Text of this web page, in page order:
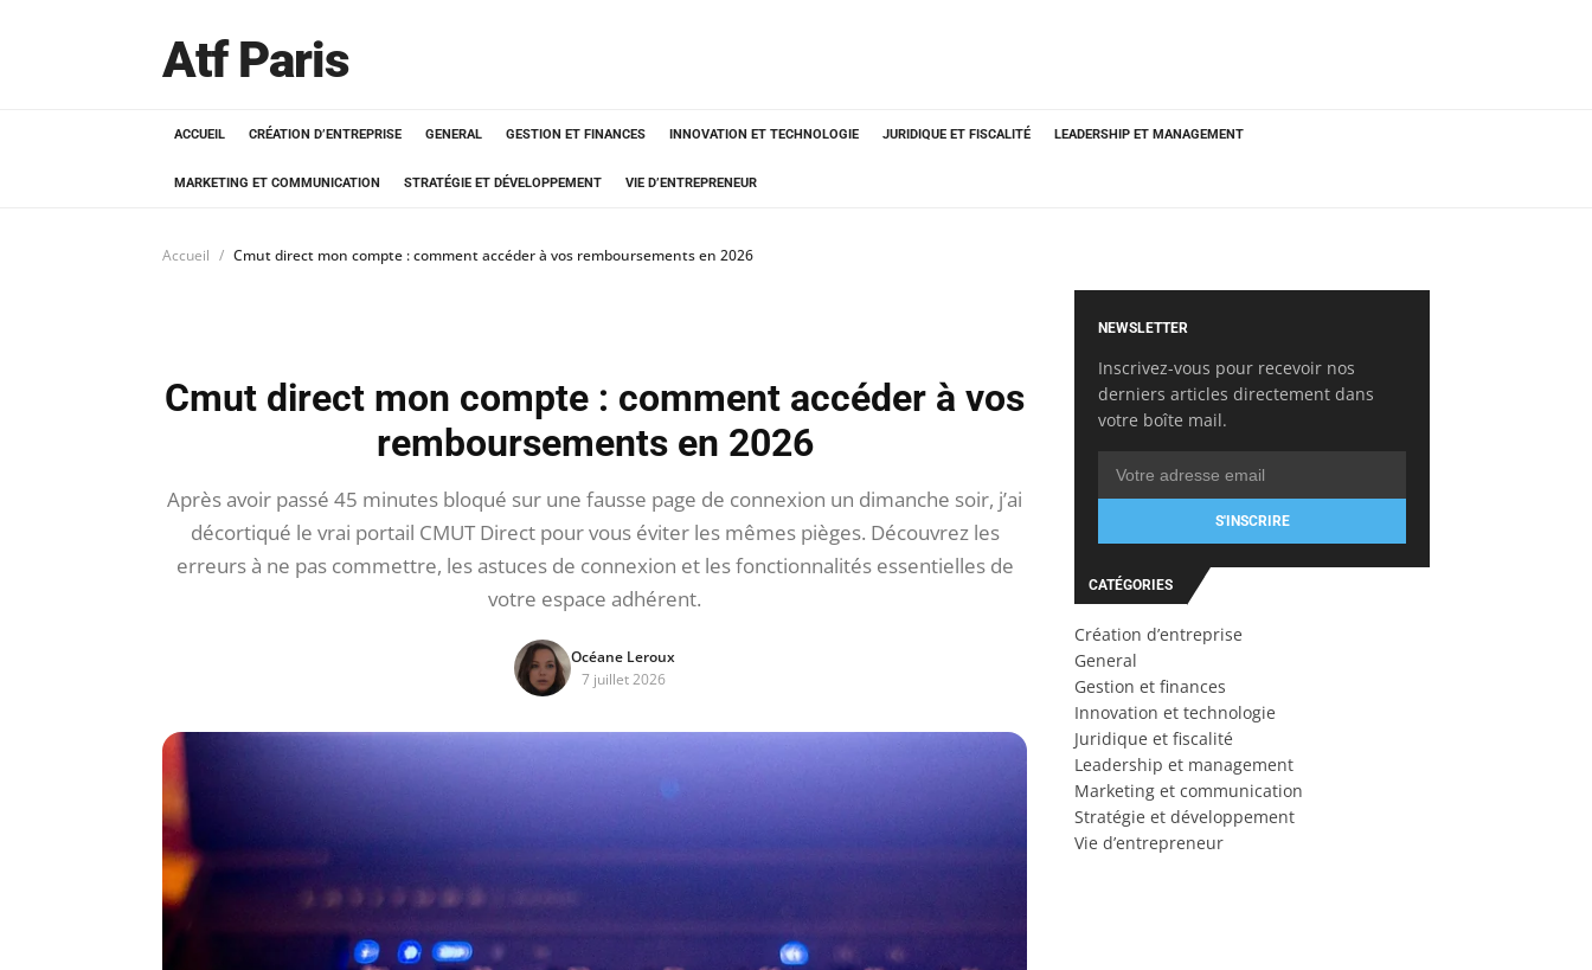
Atf Paris
ACCUEIL CRÉATION D’ENTREPRISE GENERAL GESTION ET FINANCES INNOVATION ET TECHNOLOGIE JURIDIQUE ET FISCALITÉ LEADERSHIP ET MANAGEMENT
MARKETING ET COMMUNICATION STRATÉGIE ET DÉVELOPPEMENT VIE D’ENTREPRENEUR
Accueil Cmut direct mon compte : comment accéder à vos remboursements en 2026
Cmut direct mon compte : comment accéder à vos
remboursements en 2026
Après avoir passé 45 minutes bloqué sur une fausse page de connexion un dimanche soir, j’ai
décortiqué le vrai portail CMUT Direct pour vous éviter les mêmes pièges. Découvrez les
erreurs à ne pas commettre, les astuces de connexion et les fonctionnalités essentielles de
votre espace adhérent.
Océane Leroux
7 juillet 2026
NEWSLETTER
Inscrivez-vous pour recevoir nos
derniers articles directement dans
votre boîte mail.
S'INSCRIRE
CATÉGORIES
Création d’entreprise
General
Gestion et finances
Innovation et technologie
Juridique et fiscalité
Leadership et management
Marketing et communication
Stratégie et développement
Vie d’entrepreneur